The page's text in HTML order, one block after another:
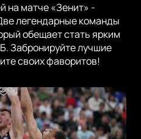
на матче «Зенит» -
легендарные команды
обещает стать ярким
Забронируйте лучшие
своих фаворитов!